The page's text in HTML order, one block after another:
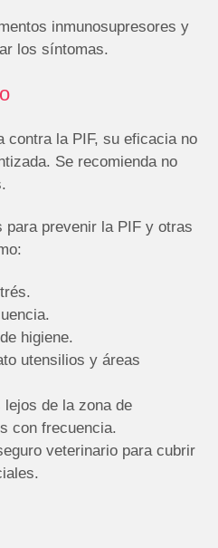
inmunosupresores y
los síntomas.
contra la PIF, su eficacia no
Se recomienda no
para prevenir la PIF y otras
higiene.
utensilios y áreas
lejos de la zona de
con frecuencia.
veterinario para cubrir